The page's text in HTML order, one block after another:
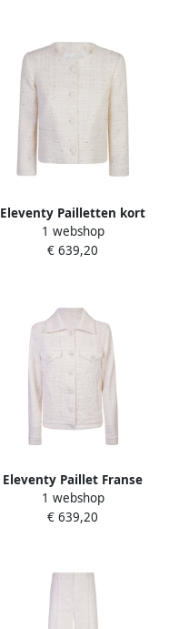
Eleventy Pailletten kort
kraagloos jasje Beige
Dames
1 webshop
€ 639,20
Eleventy Paillet Franse
Kraag Jas Beige Dames
1 webshop
€ 639,20